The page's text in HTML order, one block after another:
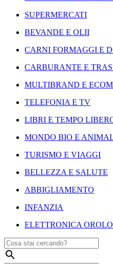
SUPERMERCATI
BEVANDE E OLII
CARNI FORMAGGI E
CARBURANTE E
MULTIBRAND E
TELEFONIA E TV
LIBRI E TEMPO
MONDO BIO E
TURISMO E VIAGGI
BELLEZZA E SALUTE
ABBIGLIAMENTO
INFANZIA
ELETTRONICA
